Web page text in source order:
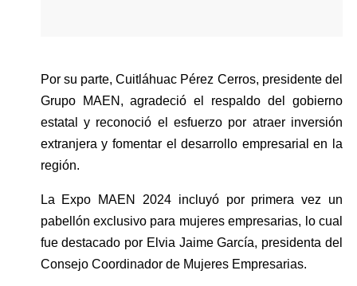
Por su parte, Cuitláhuac Pérez Cerros, presidente del
Grupo MAEN, agradeció el respaldo del gobierno
estatal y reconoció el esfuerzo por atraer inversión
extranjera y fomentar el desarrollo empresarial en la
región.
La Expo MAEN 2024 incluyó por primera vez un
pabellón exclusivo para mujeres empresarias, lo cual
fue destacado por Elvia Jaime García, presidenta del
Consejo Coordinador de Mujeres Empresarias.